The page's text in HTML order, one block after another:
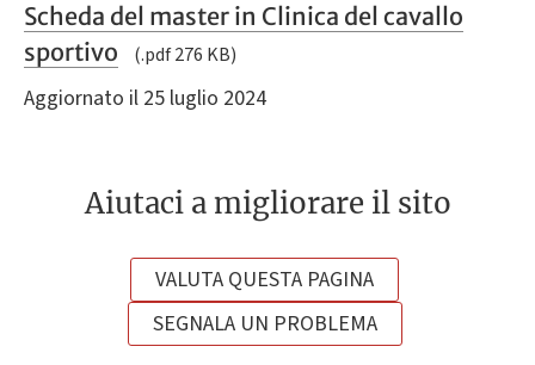
Scheda del master in Clinica del cavallo
sportivo
(.pdf 276 KB)
Aggiornato il 25 luglio 2024
Aiutaci a migliorare il sito
VALUTA QUESTA PAGINA
SEGNALA UN PROBLEMA